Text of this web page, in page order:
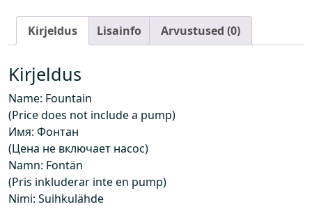
h
i
n
d
e
i
s
i
s
a
Kirjeldus Lisainfo Arvustused (0)
Kirjeldus
Name: Fountain
(Price does not include a pump)
Имя: Фонтан
(Цена не включает насос)
Namn: Fontän
(Pris inkluderar inte en pump)
Nimi: Suihkulähde